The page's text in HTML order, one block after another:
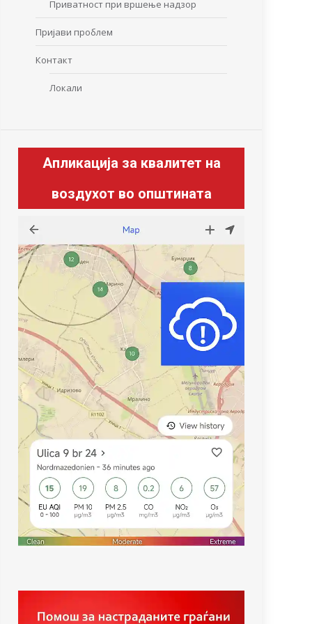
Приватност при вршење надзор
Пријави проблем
Контакт
Локали
Апликација за квалитет на
воздухот во општината